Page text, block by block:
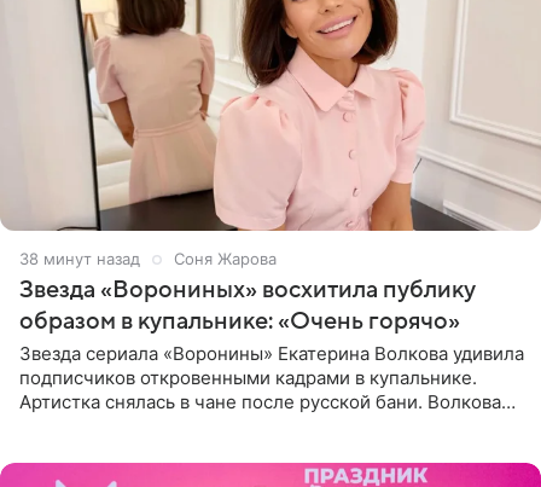
38 минут назад Соня Жарова
Звезда «Ворониных» восхитила публику
образом в купальнике: «Очень горячо»
Звезда сериала «Воронины» Екатерина Волкова удивила
подписчиков откровенными кадрами в купальнике.
Артистка снялась в чане после русской бани. Волкова